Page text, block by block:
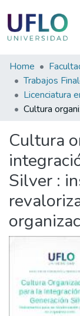
Communities
&
Collections
Statistics
Home
Licenciatura
Cultura
Silver :